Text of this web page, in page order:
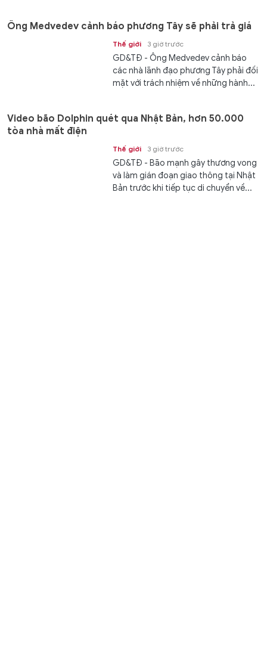
Ông Medvedev cảnh báo phương Tây sẽ phải trả giá
Thế giới 3 giờ trước
GD&TĐ - Ông Medvedev cảnh báo
các nhà lãnh đạo phương Tây phải đối
mặt với trách nhiệm về những hành...
Video bão Dolphin quét qua Nhật Bản, hơn 50.000
tòa nhà mất điện
Thế giới 3 giờ trước
GD&TĐ - Bão mạnh gây thương vong
và làm gián đoạn giao thông tại Nhật
Bản trước khi tiếp tục di chuyển về...